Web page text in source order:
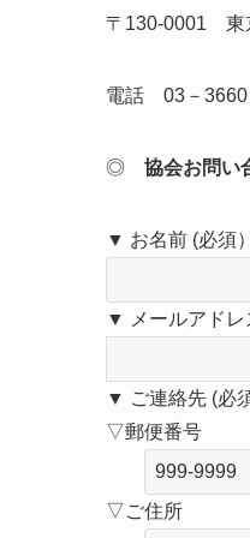
〒130-0001 東
電話 03－
◎ 協会お問い
▼ お名前 (必須）
▼ メールアドレ
▼ ご連絡先 (必須
▽郵便番号
▽ご住所